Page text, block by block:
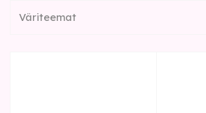
Väriteemat